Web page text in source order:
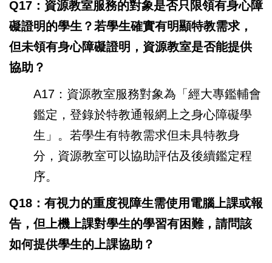
Q17：資源教室服務的對象是否只限領有身心障
礙證明的學生？若學生確實有明顯特教需求，
但未領有身心障礙證明，資源教室是否能提供
協助？
A17：資源教室服務對象為「經大專鑑輔會
鑑定，登錄於特教通報網上之身心障礙學
生」。若學生有特教需求但未具特教身
分，資源教室可以協助評估及後續鑑定程
序。
Q18：有視力的重度視障生需使用電腦上課或報
告，但上機上課對學生的學習有困難，請問該
如何提供學生的上課協助？